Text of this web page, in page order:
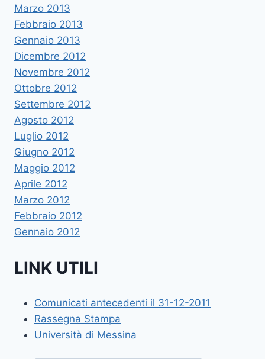
Marzo 2013
Febbraio 2013
Gennaio 2013
Dicembre 2012
Novembre 2012
Ottobre 2012
Settembre 2012
Agosto 2012
Luglio 2012
Giugno 2012
Maggio 2012
Aprile 2012
Marzo 2012
Febbraio 2012
Gennaio 2012
LINK UTILI
Comunicati antecedenti il 31-12-2011
Rassegna Stampa
Università di Messina